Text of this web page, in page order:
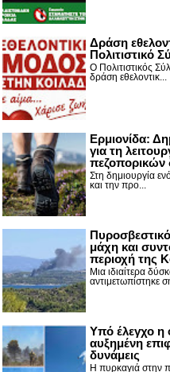
Δράση
Πολιτιστικό
Ο Πολιτιστικός
δράση εθελοντικ...
Ερμιονίδα:
για τη
πεζοπορικών
Στη δημιουργία
και την προ...
μάχη και
περιοχή της
Μια ιδιαίτερα
αντιμετωπίστηκε
Υπό έλεγχο η
αυξημένη
δυνάμεις
Η πυρκαγιά στην